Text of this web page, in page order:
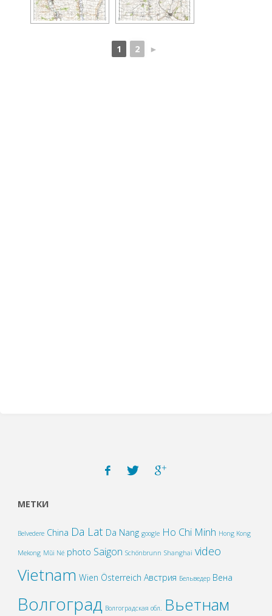
1 2 ►
МЕТКИ
Belvedere China Da Lat Da Nang google Ho Chi Minh Hong Kong
Mekong Mũi Né photo Saigon Schönbrunn Shanghai video
Vietnam Wien Österreich Австрия Бельведер Вена
Волгоград Волгоградская обл. Вьетнам